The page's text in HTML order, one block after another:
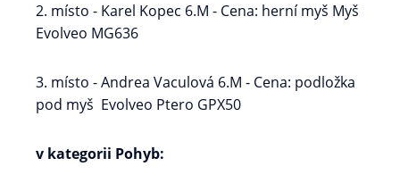
2. místo - Karel Kopec 6.M - Cena: herní myš Myš
Evolveo MG636
3. místo - Andrea Vaculová 6.M - Cena: podložka
pod myš Evolveo Ptero GPX50
v kategorii Pohyb: